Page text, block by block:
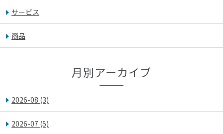
サービス
商品
月別アーカイブ
2026-08 (3)
2026-07 (5)